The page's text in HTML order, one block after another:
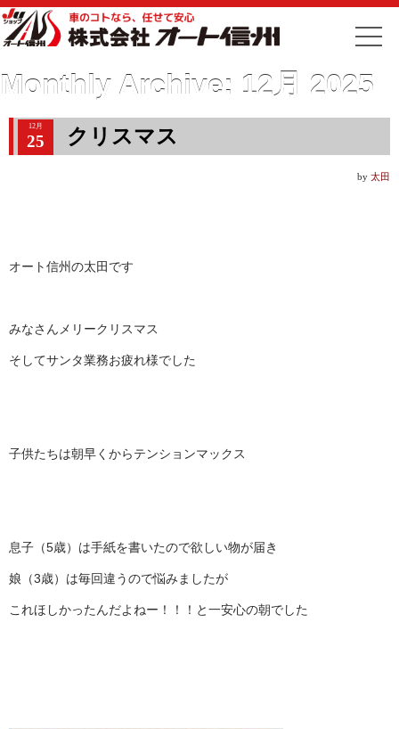
Monthly Archive: 12月 2025
12月
25 クリスマス
by 太田
オート信州の太田です
みなさんメリークリスマス
そしてサンタ業務お疲れ様でした
子供たちは朝早くからテンションマックス
息子（5歳）は手紙を書いたので欲しい物が届き
娘（3歳）は毎回違うので悩みましたが
これほしかったんだよねー！！！と一安心の朝でした